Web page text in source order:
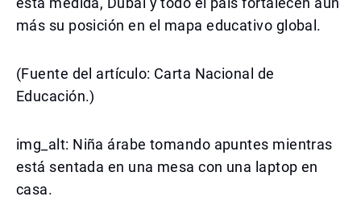
más su posición en el mapa educativo global.
(Fuente del artículo: Carta Nacional de
Educación.)
img_alt: Niña árabe tomando apuntes mientras
está sentada en una mesa con una laptop en
casa.